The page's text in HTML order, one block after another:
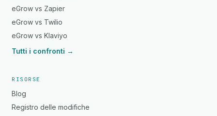
eGrow vs Zapier
eGrow vs Twilio
eGrow vs Klaviyo
Tutti i confronti →
RISORSE
Blog
Registro delle modifiche